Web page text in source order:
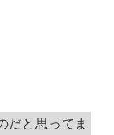
だと思ってま